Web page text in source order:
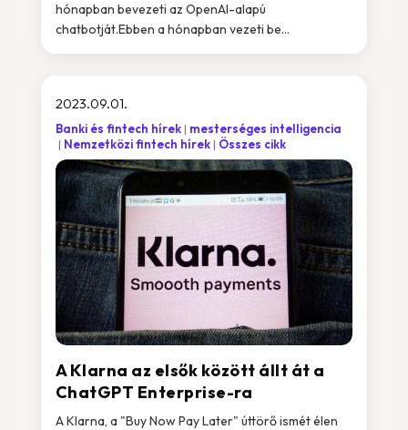
hónapban bevezeti az OpenAI-alapú
chatbotját.Ebben a hónapban vezeti be...
A Klarna az elsők között állt át a
ChatGPT Enterprise-ra
2023.09.01.
Banki és fintech hírek
mesterséges intelligencia
Nemzetközi fintech hírek
Összes cikk
A Klarna, a "Buy Now Pay Later" úttörő ismét élen